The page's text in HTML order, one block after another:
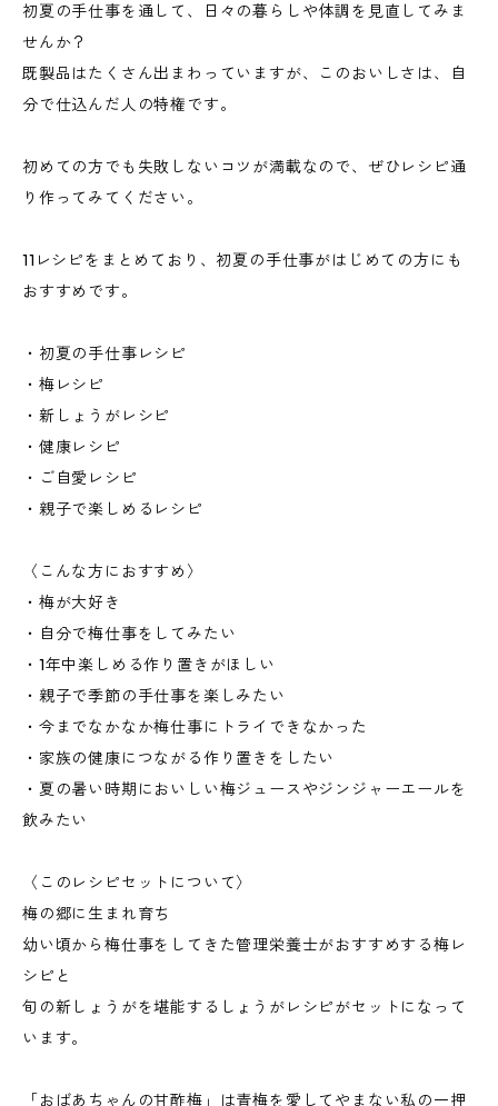
初夏の手仕事を通して、日々の暮らしや体調を見直してみま
せんか？
既製品はたくさん出まわっていますが、このおいしさは、自
分で仕込んだ人の特権です。
初めての方でも失敗しないコツが満載なので、ぜひレシピ通
り作ってみてください。
11レシピをまとめており、初夏の手仕事がはじめての方にも
おすすめです。
・初夏の手仕事レシピ
・梅レシピ
・新しょうがレシピ
・健康レシピ
・ご自愛レシピ
・親子で楽しめるレシピ
〈こんな方におすすめ〉
・梅が大好き
・自分で梅仕事をしてみたい
・1年中楽しめる作り置きがほしい
・親子で季節の手仕事を楽しみたい
・今までなかなか梅仕事にトライできなかった
・家族の健康につながる作り置きをしたい
・夏の暑い時期においしい梅ジュースやジンジャーエールを
飲みたい
〈このレシピセットについて〉
梅の郷に生まれ育ち
幼い頃から梅仕事をしてきた管理栄養士がおすすめする梅レ
シピと
旬の新しょうがを堪能するしょうがレシピがセットになって
います。
「おばあちゃんの甘酢梅」は青梅を愛してやまない私の一押